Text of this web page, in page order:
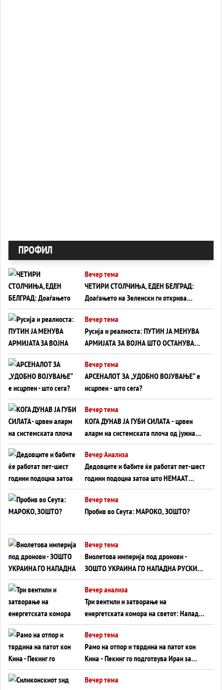
ПРОФИЛ
Вечер тема
ЧЕТИРИ СТОЛЧИЊА, ЕДЕН БЕЛГРАД:
Доаѓањето на Зеленски ги открива
тајните на политиката на балансирање
на Вучиќ
Вечер тема
Русија и реалноста: ПУТИН ЈА МЕНУВА
АРМИЈАТА ЗА ВОЈНА ШТО ОСТАНУВА
БЕЗ ФРОНТ
Вечер тема
АРСЕНАЛОТ ЗА „УДОБНО ВОЈУВАЊЕ“ е
исцрпен - што сега?
Вечер тема
КОГА ДУНАВ ЈА ГУБИ СИЛАТА - црвен
аларм на системската плоча од јужна
Германија до Црното Море...
Вечер Анализа
Дедовците и бабите ќе работат пет-шест
години подоцна затоа што НЕМААТ
ВНУЦИ ДА ГИ ЗАМЕНАТ
Вечер тема
Пробив во Сеута: МАРОКО, ЗОШТО?
Вечер тема
Виолетова империја под дронови -
ЗОШТО УКРАИНА ГО НАПАДНА РУСКИОТ
WILDBERRIES
Вечер анализа
Три вентили и затворање на
енергетската комора на светот: Нападот
во Суец најавува глобален енергетски
инфаркт?
Вечер тема
Рамо на отпор и тврдина на патот кон
Кина - Пекинг го подготвува Иран за
американска копнена инвазија
Вечер тема